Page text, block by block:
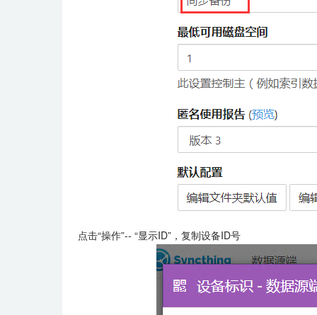
点击“操作”-- “显示ID”，复制设备ID号